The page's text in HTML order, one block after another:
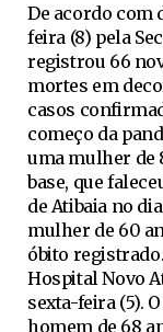
De acordo com
feira (8) pela
registrou 66
mortes em
casos
começo da
uma mulher de
base, que
de Atibaia no
mulher de 60
óbito
Hospital Novo
sexta-feira (5).
homem de 68